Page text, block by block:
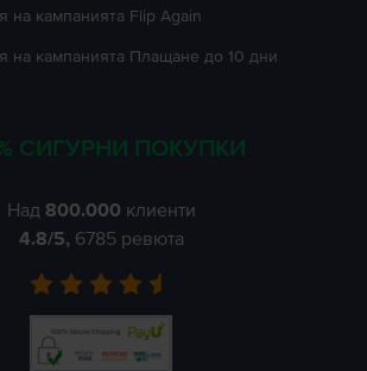
на кампанията Flip Again
на кампанията Плащане до 10 дни
СИГУРНИ ПОКУПКИ
Над 800.000 клиенти
4.8/5, 6785 ревюта